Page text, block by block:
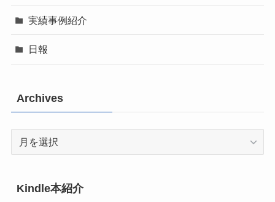
実績事例紹介
日報
Archives
Archives
Kindle本紹介